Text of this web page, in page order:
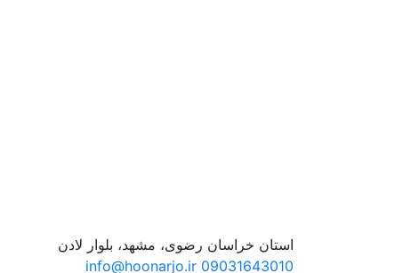
استان خراسان رضوی، مشهد، بلوار لادن
09031643010
info@hoonarjo.ir